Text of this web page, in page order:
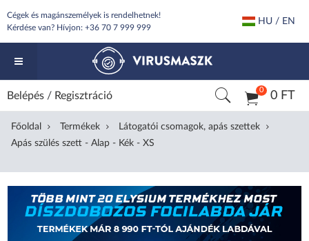
Cégek és magánszemélyek is rendelhetnek!
Kérdése van? Hívjon: +36 70 7 999 999
HU / EN
0 0 FT
Belépés / Regisztráció
Főoldal Termékek
Látogatói csomagok, apás szettek
Apás szülés szett - Alap - Kék - XS